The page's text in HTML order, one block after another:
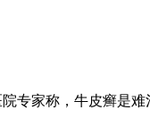
专家称，牛皮癣是